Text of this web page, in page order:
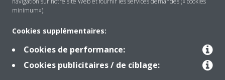
Solutions
Contact
minimum»).
Cookies supplémentaires:
Cookies de performance:
Cookies publicitaires / de ciblage: